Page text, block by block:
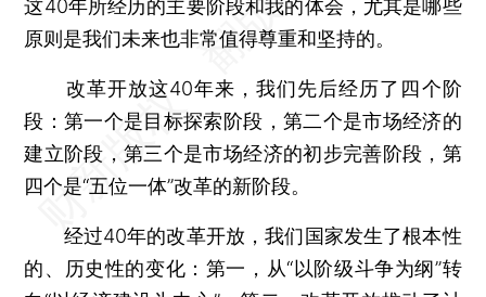
这40年所经历的主要阶段和我的体会，尤其是哪些
原则是我们未来也非常值得尊重和坚持的。
改革开放这40年来，我们先后经历了四个阶
段：第一个是目标探索阶段，第二个是市场经济的
建立阶段，第三个是市场经济的初步完善阶段，第
四个是“五位一体”改革的新阶段。
经过40年的改革开放，我们国家发生了根本性
的、历史性的变化：第一，从“以阶级斗争为纲”转